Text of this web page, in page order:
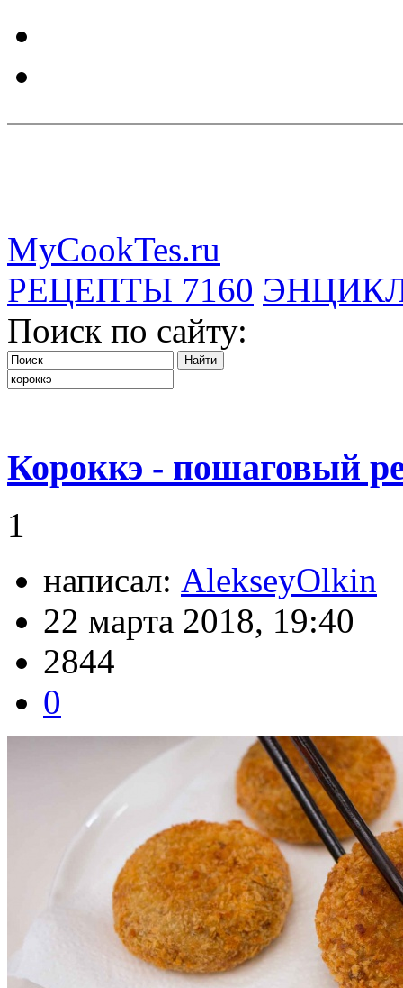
MyCookTes.ru
РЕЦЕПТЫ 7160
Поиск по сайту:
Короккэ - пошаговый
1
написал: AlekseyOlkin
22 марта 2018, 19:40
2844
0